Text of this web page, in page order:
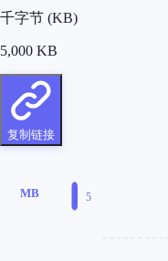
千字节 (KB)
5,000 KB
复制链接
MB 5